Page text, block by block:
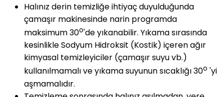
Halınız derin temizliğe ihtiyaç duyulduğunda
çamaşır makinesinde narin programda
maksimum 30o'de yıkanabilir. Yıkama sırasında
kesinlikle Sodyum Hidroksit (Kostik) içeren ağır
kimyasal temizleyiciler (çamaşır suyu vb.)
kullanılmamalı ve yıkama suyunun sıcaklığı 30o 'yi
aşmamalıdır.